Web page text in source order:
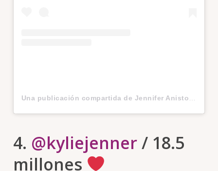
4. @kyliejenner/ 18.5
millones